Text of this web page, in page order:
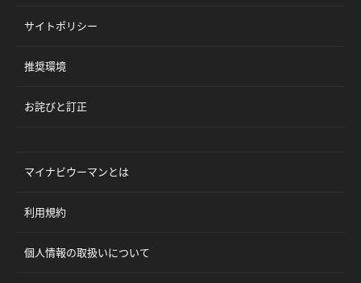
サイトポリシー
推奨環境
お詫びと訂正
マイナビウーマンとは
利用規約
個人情報の取扱いについて